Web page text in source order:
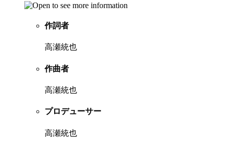
作詞者
高瀬統也
作曲者
高瀬統也
プロデューサー
高瀬統也